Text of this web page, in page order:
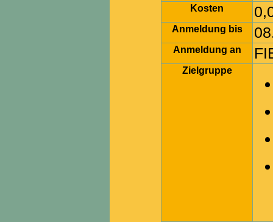
Kosten
Anmeldung bis
Anmeldung an
Zielgruppe